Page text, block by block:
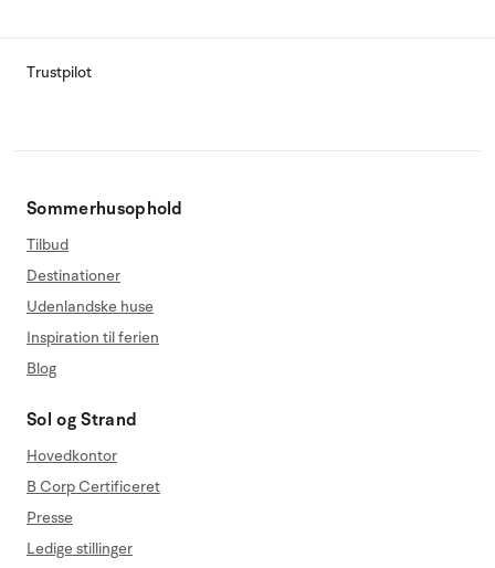
Trustpilot
Sommerhusophold
Tilbud
Destinationer
Udenlandske huse
Inspiration til ferien
Blog
Sol og Strand
Hovedkontor
B Corp Certificeret
Presse
Ledige stillinger